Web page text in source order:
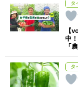
タ
【
中
「
タ